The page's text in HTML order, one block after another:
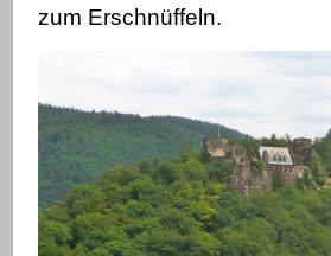
zum Erschnüffeln.